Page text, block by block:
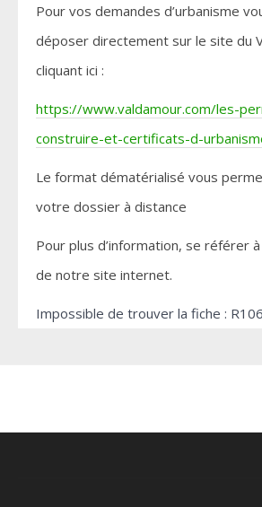
Pour vos demandes d’urbanisme
déposer directement sur le site du
cliquant ici :
https://www.valdamour.com/les-
construire-et-certificats-d-
Le format dématérialisé vous
votre dossier à distance
Pour plus d’information, se référer
de notre site internet.
Impossible de trouver la fiche :